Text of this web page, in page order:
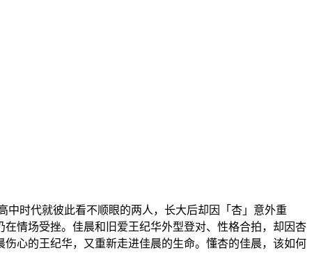
中时代就彼此看不顺眼的两人，长大后却因「杏」意外重
情场受挫。佳晨和旧爱王纪华外型登对、性格合拍，却因杏
心的王纪华，又重新走进佳晨的生命。懂杏的佳晨，该如何